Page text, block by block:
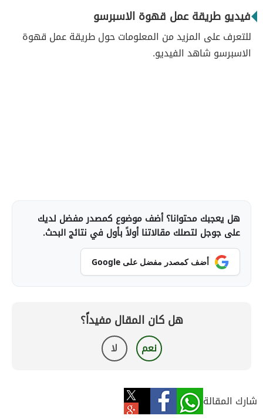
فيديو طريقة عمل قهوة الاسبرسو
للتعرف على المزيد من المعلومات حول طريقة عمل قهوة
الاسبرسو شاهد الفيديو.
هل يعجبك محتوانا؟ أضف موضوع كمصدر مفضل لديك
على جوجل لتصلك مقالاتنا أولاً بأول في نتائج البحث.
أضف كمصدر مفضل على Google
هل كان المقال مفيداً؟
نعم لا
شارك المقالة